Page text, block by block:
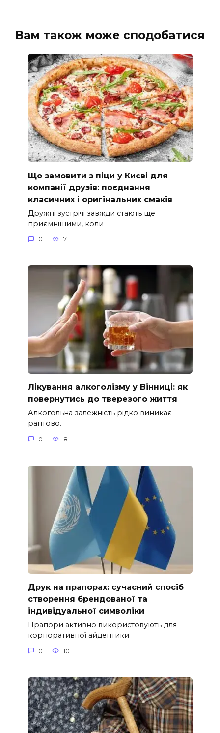
Вам також може сподобатися
Що замовити з піци у Києві для
компанії друзів: поєднання
класичних і оригінальних смаків
Дружні зустрічі завжди стають ще
приємнішими, коли
0 7
Лікування алкоголізму у Вінниці: як
повернутись до тверезого життя
Алкогольна залежність рідко виникає
раптово.
0 8
Друк на прапорах: сучасний спосіб
створення брендованої та
індивідуальної символіки
Прапори активно використовують для
корпоративної айдентики
0 10